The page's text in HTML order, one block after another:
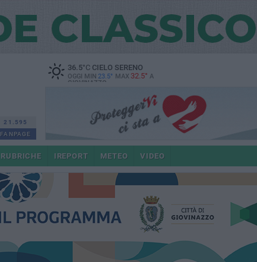
21.595
FANPAGE
36.5°CCIELO SERENO
OGGI MIN 23.5° MAX 32.5° A
GIOVINAZZO
RUBRICHE IREPORT METEO VIDEO